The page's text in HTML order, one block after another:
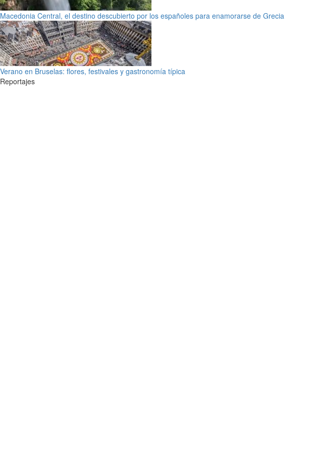
Macedonia Central, el destino descubierto por los españoles para enamorarse de Grecia
Verano en Bruselas: flores, festivales y gastronomía típica
Reportajes